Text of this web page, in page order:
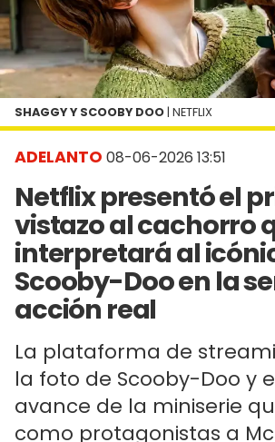
ADELANTO 08-06-2026 13:51
Netflix presentó el
vistazo al cachorro
interpretará al
Scooby-Doo en la
acción real
La plataforma de
la foto de Scooby-Doo y
avance de la miniserie
como protagonistas a
SHAGGY Y SCOOBY DOO | NETFLIX